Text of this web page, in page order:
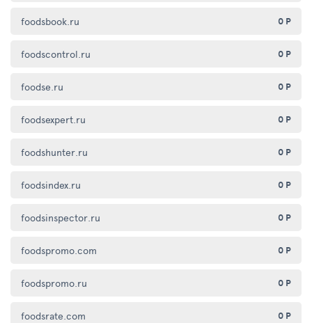
foodsbook.ru 0 Р
foodscontrol.ru 0 Р
foodse.ru 0 Р
foodsexpert.ru 0 Р
foodshunter.ru 0 Р
foodsindex.ru 0 Р
foodsinspector.ru 0 Р
foodspromo.com 0 Р
foodspromo.ru 0 Р
foodsrate.com 0 Р